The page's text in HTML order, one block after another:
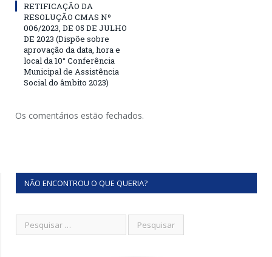
RETIFICAÇÃO DA
RESOLUÇÃO CMAS Nº
006/2023, DE 05 DE JULHO
DE 2023 (Dispõe sobre
aprovação da data, hora e
local da 10° Conferência
Municipal de Assistência
Social do âmbito 2023)
Os comentários estão fechados.
NÃO ENCONTROU O QUE QUERIA?